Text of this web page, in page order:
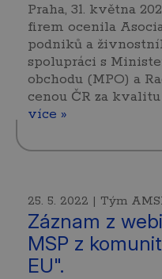
Praha, 31. května
firem ocenila
podniků a
spolupráci s
obchodu (MPO) a
cenou ČR za
více »
25. 5. 2022 | Tým
Záznam z
MSP z
EU".